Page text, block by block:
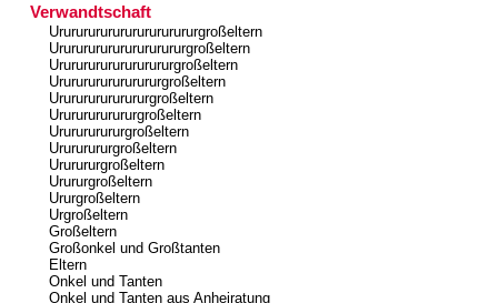
Verwandtschaft
Ururururururururururururgroßeltern
Urururururururururururgroßeltern
Ururururururururururgroßeltern
Urururururururururgroßeltern
Ururururururururgroßeltern
Urururururururgroßeltern
Ururururururgroßeltern
Urururururgroßeltern
Ururururgroßeltern
Urururgroßeltern
Ururgroßeltern
Urgroßeltern
Großeltern
Großonkel und Großtanten
Eltern
Onkel und Tanten
Onkel und Tanten aus Anheiratung